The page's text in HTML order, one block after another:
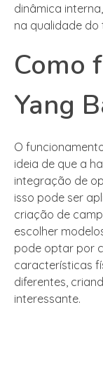
dinâmica
na qualidade
Como
Yang
O
ideia de que a
integração de
isso pode ser
criação de
escolher
pode optar por
características
diferentes,
interessante.